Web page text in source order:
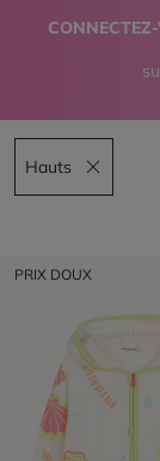
Hauts
Remove filter
PRIX DOUX